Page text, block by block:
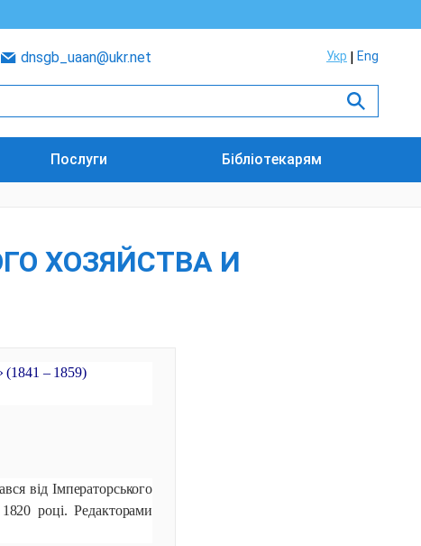
dnsgb_uaan@ukr.net Укр Eng
Послуги Бібліотекарям
ХОЗЯЙСТВА И
(1841 – 1859)
від Імператорського
році. Редакторами